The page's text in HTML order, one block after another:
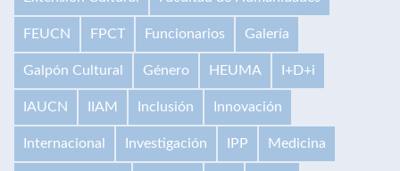
FEUCN FPCT Funcionarios Galería
Galpón Cultural Género HEUMA I+D+i
IAUCN IIAM Inclusión Innovación
Internacional Investigación IPP Medicina